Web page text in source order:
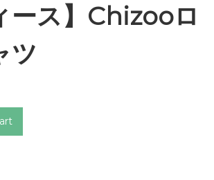
ース】Chizooロ
ツ